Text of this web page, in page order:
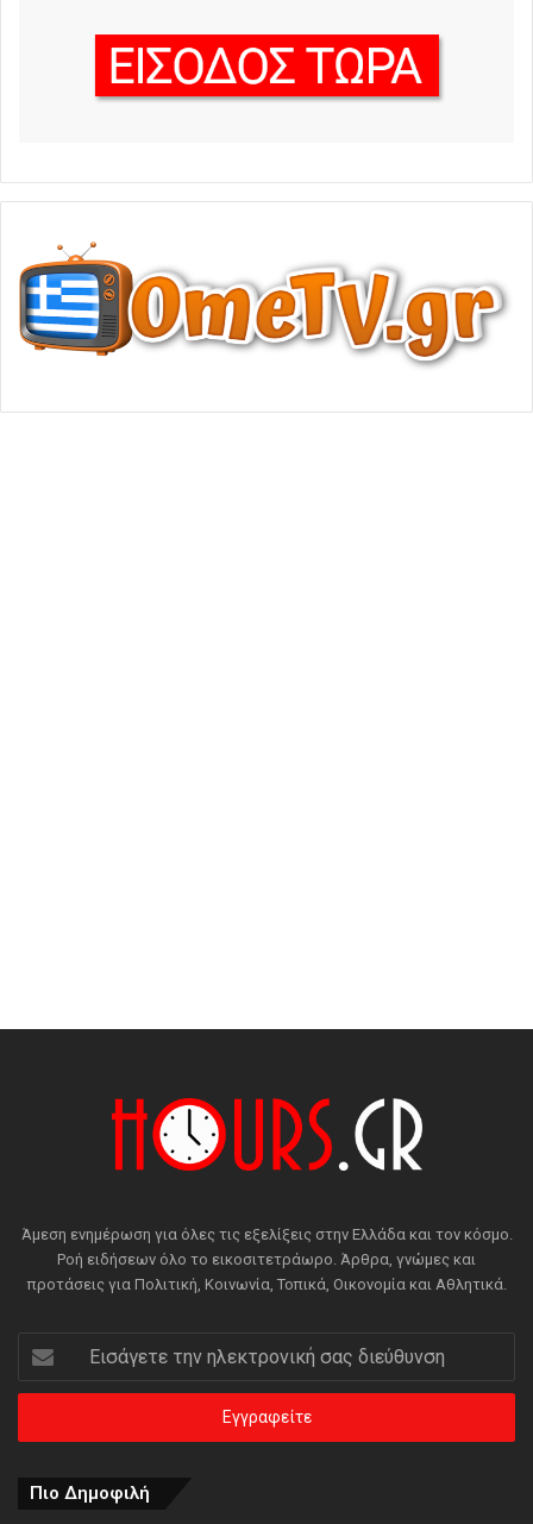
Άμεση ενημέρωση για όλες τις εξελίξεις στην Ελλάδα και τον κόσμο.
Ροή ειδήσεων όλο το εικοσιτετράωρο. Άρθρα, γνώμες και
προτάσεις για Πολιτική, Κοινωνία, Τοπικά, Οικονομία και Αθλητικά.
Εισάγετε
την
ηλεκτρονική
διεύθυνση
Πιο Δημοφιλή